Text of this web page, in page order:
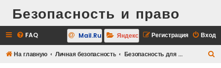
Безопасность и право
FAQ Вход
Регистрация
Mail.Ru Яндекс
На главную Личная безопасность Безопасность для женщин